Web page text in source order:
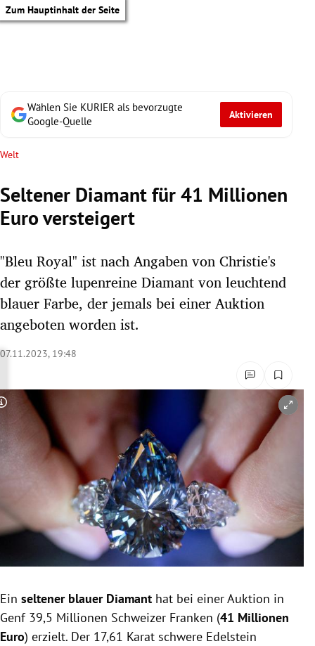
Zum Hauptinhalt der Seite
Untermenü
Untermenü
Untermenü
Untermenü
Untermenü
Untermenü
Untermenü
Untermenü
Untermenü
Untermenü
Wählen Sie KURIER als bevorzugte
Google-Quelle
Aktivieren
Welt
Seltener Diamant für 41 Millionen
Euro versteigert
"Bleu Royal" ist nach Angaben von Christie's
der größte lupenreine Diamant von leuchtend
blauer Farbe, der jemals bei einer Auktion
angeboten worden ist.
07.11.2023, 19:48
Copyright-Hinweis öffnen/schließen
Ein seltener blauer Diamant hat bei einer Auktion in
Genf 39,5 Millionen Schweizer Franken (41 Millionen
Euro) erzielt. Der 17,61 Karat schwere Edelstein